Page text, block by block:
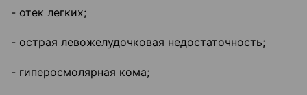
- отек легких;
- острая левожелудочковая недостаточность;
- гиперосмолярная кома;